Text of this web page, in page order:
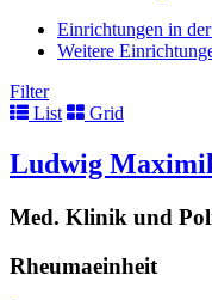
Einrichtungen in
Weitere
Filter
List
Grid
Ludwig
Med. Klinik und
Rheumaeinheit